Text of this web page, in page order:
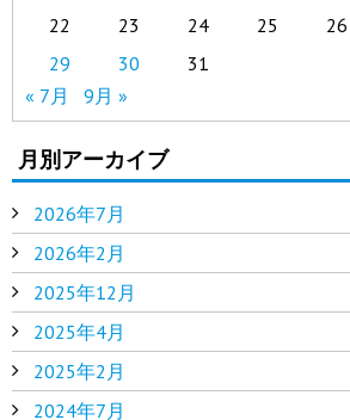
22
23 24 25 26
29
30
31
« 7月
9月 »
月別アーカイブ
2026年7月
2026年2月
2025年12月
2025年4月
2025年2月
2024年7月